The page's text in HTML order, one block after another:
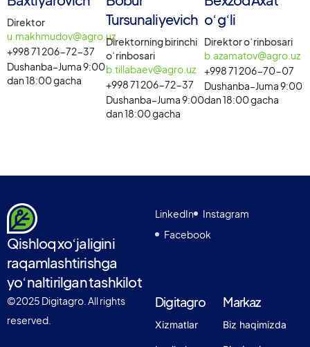
Direktor
u.makhmudov@agro.uz
+998 71 206-72-37
Dushanba–Juma 9:00
dan 18:00 gacha
Tursunaliyevich
Direktorning birinchi
oʻrinbosari
b.tillabaev@agro.uz
+998 71 206-72-37
Dushanba–Juma 9:00
dan 18:00 gacha
oʻgʻli
Direktor oʻrinbosari
b.azamatov@agro.uz
+998 71 206-70-07
Dushanba–Juma 9:00
dan 18:00 gacha
Qishloq xoʻjaligini
raqamlashtirishga
yoʻnaltirilgan tashkilot
LinkedIn
Instagram
Facebook
©2025 Digitagro. All rights
reserved.
Digitagro
Xizmatlar
Markaz
Biz haqimizda